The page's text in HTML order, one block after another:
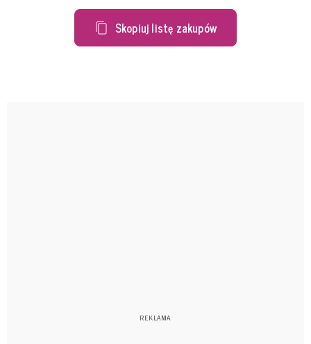
Skopiuj listę zakupów